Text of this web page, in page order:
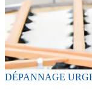
DÉPANNAGE